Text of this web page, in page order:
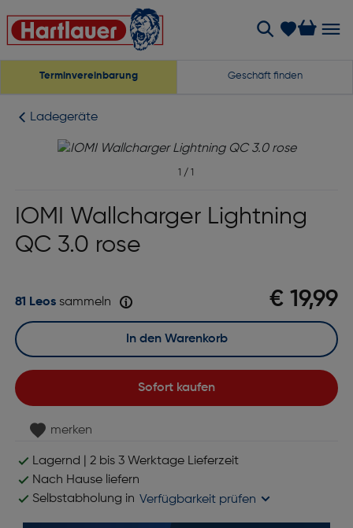
Terminvereinbarung Geschäft finden
Ladegeräte
1 / 1
IOMI Wallcharger Lightning
QC 3.0 rose
€ 19,99
81 Leossammeln
Sofort kaufen
In den Warenkorb
merken
Lagernd | 2 bis 3 Werktage Lieferzeit
Nach Hause liefern
Selbstabholung in Verfügbarkeit prüfen